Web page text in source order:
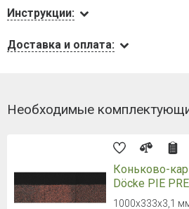
Инструкции:
Доставка и оплата:
Необходимые
Коньково-
Döcke PIE
1000х333х3,1